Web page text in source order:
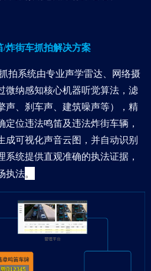
/炸街车抓拍解决方案
拍系统由专业声学雷达、网络摄
微纳感知核心机器听觉算法，滤
声、刹车声、建筑噪声等），精
位违法鸣笛及违法炸街车辆，
成可视化声音云图，并自动识别
统提供直观准确的执法证据，
执法。